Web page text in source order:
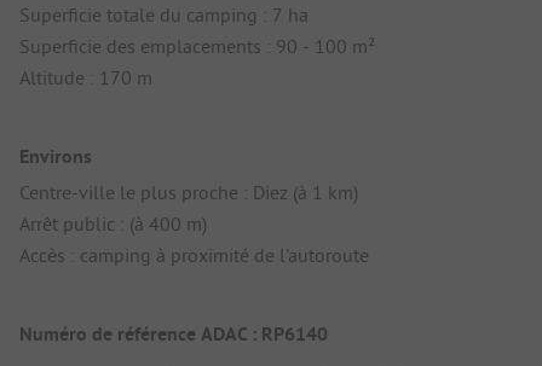
Superficie totale du camping : 7 ha
Superficie des emplacements : 90 - 100 m²
Altitude : 170 m
Environs
Centre-ville le plus proche : Diez (à 1 km)
Arrêt public : (à 400 m)
Accès : camping à proximité de l'autoroute
Numéro de référence ADAC : RP6140